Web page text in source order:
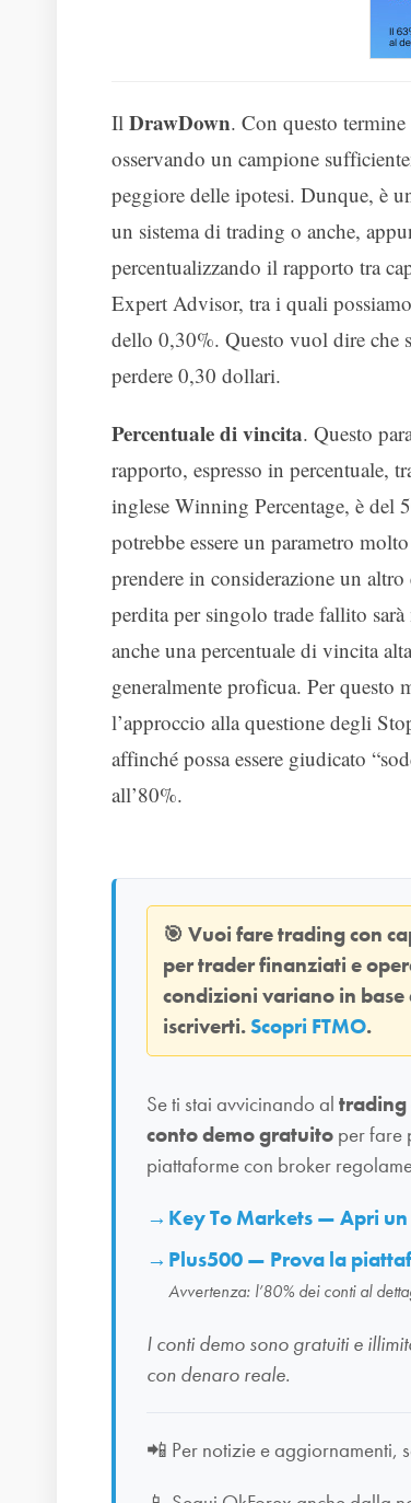
Il DrawDown. Con questo
osservando un campione
peggiore delle ipotesi. Dunque, è
un sistema di trading o anche,
percentualizzando il rapporto tra
Expert Advisor, tra i quali
dello 0,30%. Questo vuol dire che
perdere 0,30 dollari.
Percentuale di vincita. Questo
rapporto, espresso in percentuale,
inglese Winning Percentage, è del
potrebbe essere un parametro
prendere in considerazione un
perdita per singolo trade fallito
anche una percentuale di vincita
generalmente proficua. Per
l’approccio alla questione degli
affinché possa essere giudicato
all’80%.
🎯 Vuoi fare trading con
per trader finanziati e
condizioni variano in
iscriverti. Scopri FTMO.
Se ti stai avvicinando al trading
conto demo gratuito per fare
piattaforme con broker
Key To Markets — Apri
Plus500 — Prova la
Avvertenza: l’80% dei conti al
I conti demo sono gratuiti e
con denaro reale.
📲 Per notizie e aggiornamenti,